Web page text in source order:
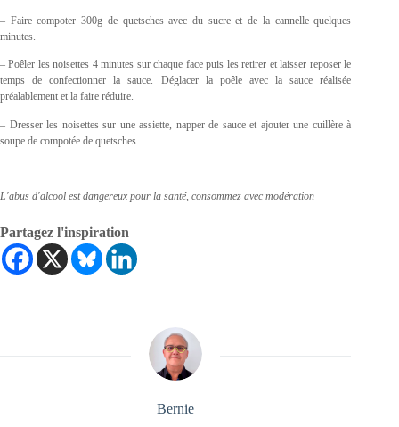
– Faire compoter 300g de quetsches avec du sucre et de la cannelle quelques
minutes.
– Poêler les noisettes 4 minutes sur chaque face puis les retirer et laisser reposer le
temps de confectionner la sauce. Déglacer la poêle avec la sauce réalisée
préalablement et la faire réduire.
– Dresser les noisettes sur une assiette, napper de sauce et ajouter une cuillère à
soupe de compotée de quetsches.
L'abus d'alcool est dangereux pour la santé, consommez avec modération
Partagez l'inspiration
Bernie